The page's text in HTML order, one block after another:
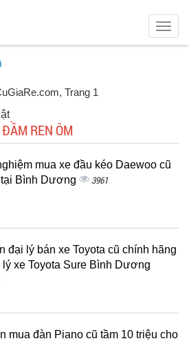
, Trang 1
REN ÔM
mua xe đầu kéo Daewoo cũ
Bình Dương
3961
đại lý bán xe Toyota cũ chính hãng
lý xe Toyota Sure Bình Dương
mua đàn Piano cũ tầm 10 triệu cho